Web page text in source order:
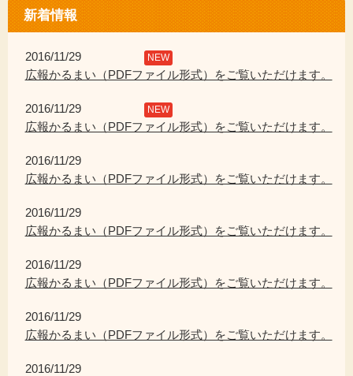
ン
メ
表
新着情報
2016/11/29 NEW
広報かるまい（PDFファイル形式）をご覧いただけます。
2016/11/29 NEW
広報かるまい（PDFファイル形式）をご覧いただけます。
2016/11/29
広報かるまい（PDFファイル形式）をご覧いただけます。
2016/11/29
広報かるまい（PDFファイル形式）をご覧いただけます。
2016/11/29
広報かるまい（PDFファイル形式）をご覧いただけます。
2016/11/29
広報かるまい（PDFファイル形式）をご覧いただけます。
2016/11/29